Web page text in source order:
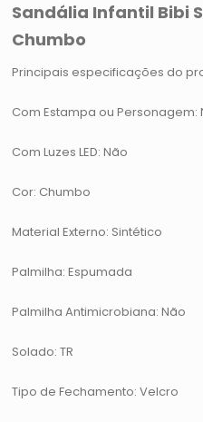
Sandália Infantil Bibi
Chumbo
Principais especificações do
Com Estampa ou Personagem:
Com Luzes LED: Não
Cor: Chumbo
Material Externo: Sintético
Palmilha: Espumada
Palmilha Antimicrobiana: Não
Solado: TR
Tipo de Fechamento: Velcro